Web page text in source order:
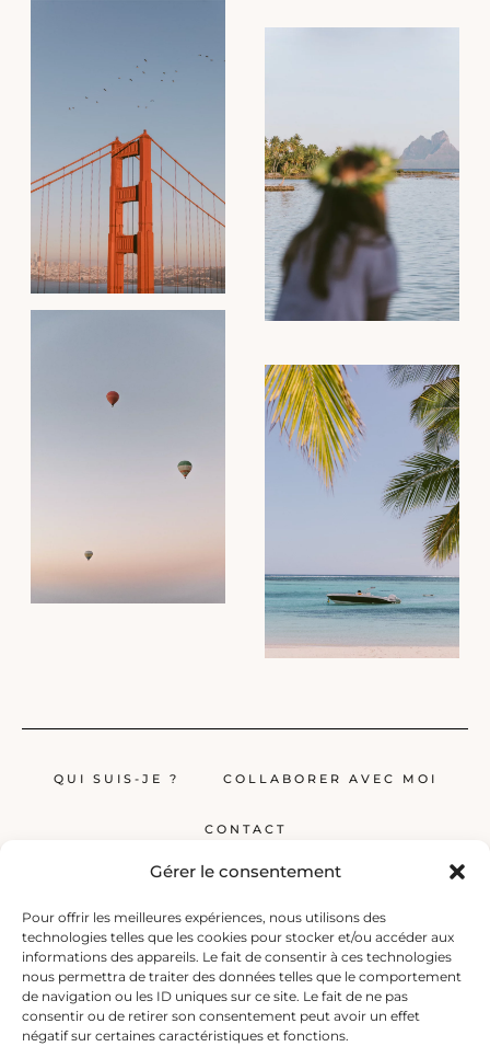
Gérer le consentement
Pour offrir les meilleures expériences, nous utilisons des
technologies telles que les cookies pour stocker et/ou accéder aux
informations des appareils. Le fait de consentir à ces technologies
nous permettra de traiter des données telles que le comportement
de navigation ou les ID uniques sur ce site. Le fait de ne pas
consentir ou de retirer son consentement peut avoir un effet
négatif sur certaines caractéristiques et fonctions.
QUI SUIS-JE ? COLLABORER AVEC MOI
CONTACT
Globerêveur, le blog pour les passionnés de voyage, propose des récits
inspirants, des guides et des conseils pratiques pour planifier vos
prochaines escapades, qu’elles soient lointaines ou à deux pas de chez